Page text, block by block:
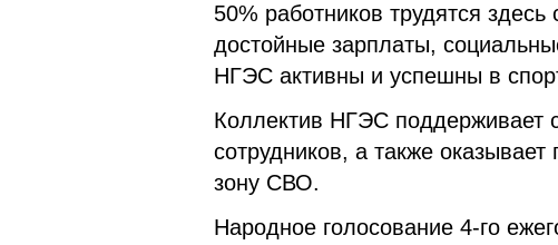
50% работников трудятся
достойные зарплаты,
НГЭС активны и успешны в
Коллектив НГЭС поддерживает
сотрудников, а также
зону СВО.
Народное голосование 4-го